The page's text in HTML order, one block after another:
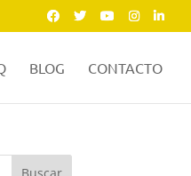
BLOG CONTACTO